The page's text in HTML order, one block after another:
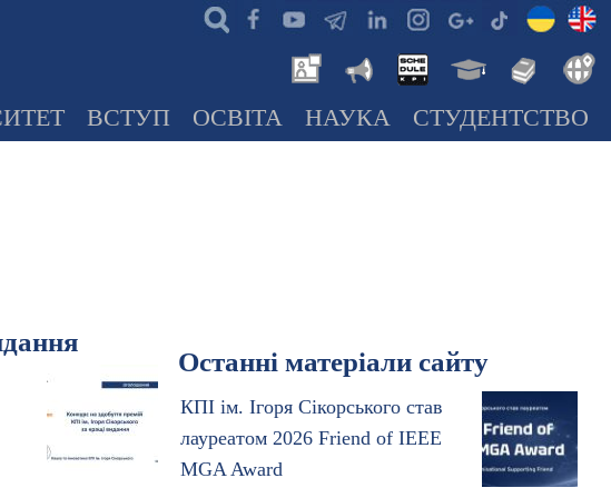
ВСТУП ОСВІТА НАУКА СТУДЕНТСТВО
Останні матеріали сайту
КПІ ім. Ігоря Сікорського став
лауреатом 2026 Friend of IEEE
MGA Award